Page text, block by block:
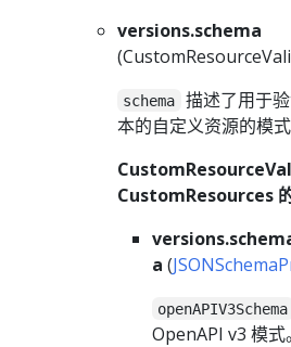
versions.schema
schema
描述了用于
本的自定义资源的模式
CustomResources
a (
openAPIV3Schema
OpenAPI v3 模式。